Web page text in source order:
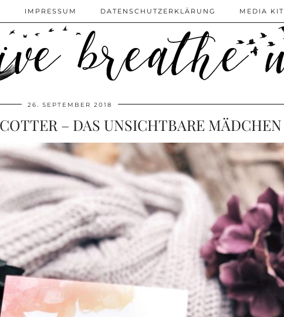
IMPRESSUM DATENSCHUTZERKLÄRUNG MEDIA KIT
26. SEPTEMBER 2018
– DAS UNSICHTBARE MÄDCHEN